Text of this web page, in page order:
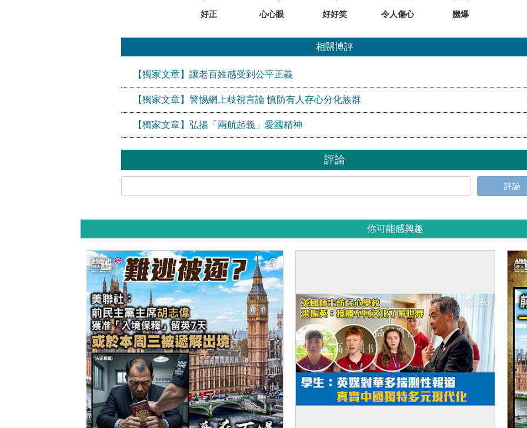
好正 心心眼 好好笑 令人傷心 嬲爆
相關博評
【獨家文章】讓老百姓感受到公平正義
【獨家文章】警惕網上歧視言論 慎防有人存心分化族群
【獨家文章】弘揚「兩航起義」愛國精神
評論
評論
你可能感興趣